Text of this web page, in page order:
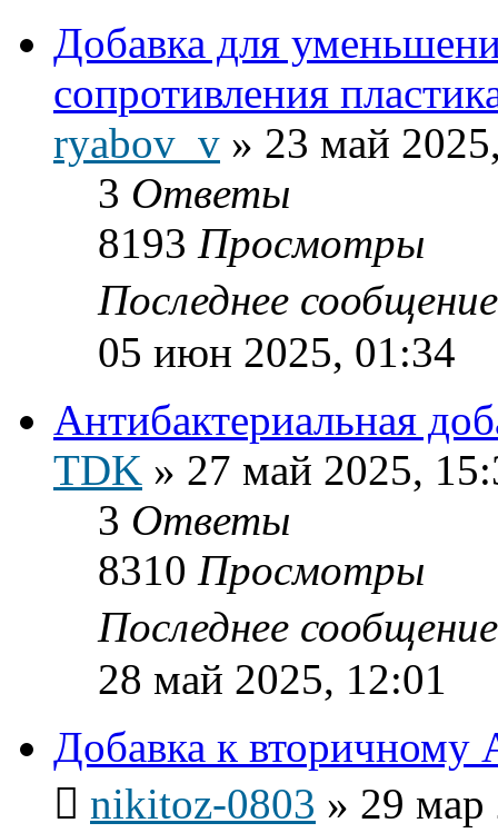
Добавка для
сопротивления
ryabov_v » 23 май
3 Ответы
8193 Просмотры
Последнее
05 июн 2025, 01:34
Антибактериальная
TDK » 27 май 2025,
3 Ответы
8310 Просмотры
Последнее
28 май 2025, 12:01
Добавка к вторичному
nikitoz-0803 » 29 мар